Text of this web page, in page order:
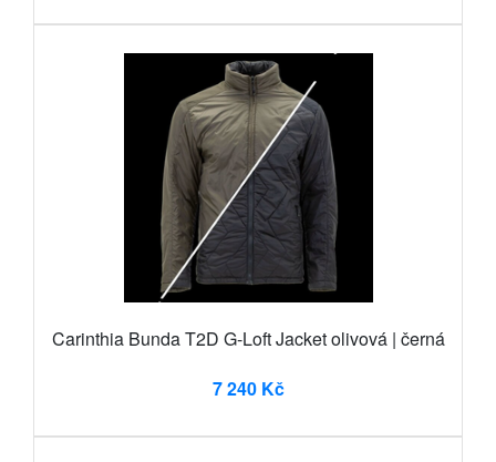
Carinthia Bunda T2D G-Loft Jacket olivová | černá
7 240 Kč